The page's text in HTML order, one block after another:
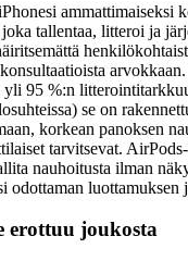
ammattimaiseksi
tallentaa, litteroi ja
yli 95 %:n
se on
korkean panoksen
tarvitsevat.
nauhoitusta ilman
odottaman luottamuksen
erottuu joukosta